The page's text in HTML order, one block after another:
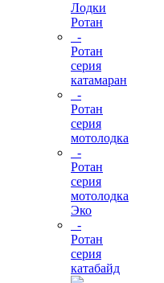
Лодки
Ротан
-
Ротан
серия
катамаран
-
Ротан
серия
мотолодка
-
Ротан
серия
мотолодка
Эко
-
Ротан
серия
катабайд